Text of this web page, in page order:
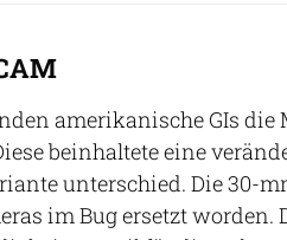
amerikanische GIs die
beinhaltete eine
unterschied. Die 30-
im Bug ersetzt worden.